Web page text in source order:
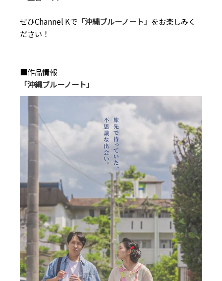
ぜひChannel Kで 「沖縄ブルーノート」 をお楽しみく
ださい！
■作品情報
「沖縄ブルーノート」